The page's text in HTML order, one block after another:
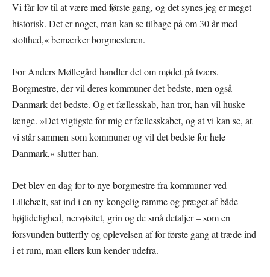
Vi får lov til at være med første gang, og det synes jeg er meget
historisk. Det er noget, man kan se tilbage på om 30 år med
stolthed,« bemærker borgmesteren.
For Anders Møllegård handler det om mødet på tværs.
Borgmestre, der vil deres kommuner det bedste, men også
Danmark det bedste. Og et fællesskab, han tror, han vil huske
længe. »Det vigtigste for mig er fællesskabet, og at vi kan se, at
vi står sammen som kommuner og vil det bedste for hele
Danmark,« slutter han.
Det blev en dag for to nye borgmestre fra kommuner ved
Lillebælt, sat ind i en ny kongelig ramme og præget af både
højtidelighed, nervøsitet, grin og de små detaljer – som en
forsvunden butterfly og oplevelsen af for første gang at træde ind
i et rum, man ellers kun kender udefra.